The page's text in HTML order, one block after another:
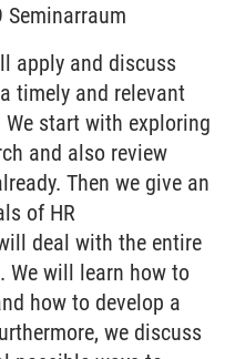
Seminarraum
apply and discuss
timely and relevant
start with exploring
and also review
Then we give an
of HR
deal with the entire
We will learn how to
how to develop a
we discuss